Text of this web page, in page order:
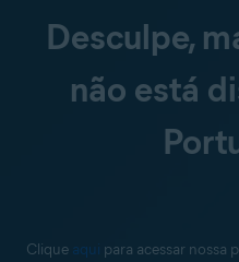
Desculpe,
não está
Clique aqui para acessar nossa